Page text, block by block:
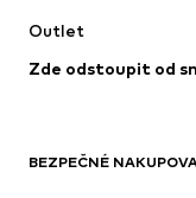
Kabáty
Plavky
Outlet
Zde odstoupit od
BEZPEČNÉ